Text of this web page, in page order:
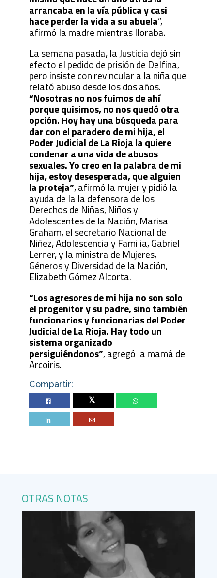
arrancaba en la vía pública y casi
hace perder la vida a su abuela”,
afirmó la madre mientras lloraba.
La semana pasada, la Justicia dejó sin
efecto el pedido de prisión de Delfina,
pero insiste con revincular a la niña que
relató abuso desde los dos años.
“Nosotras no nos fuimos de ahí
porque quisimos, no nos quedó otra
opción. Hoy hay una búsqueda para
dar con el paradero de mi hija, el
Poder Judicial de La Rioja la quiere
condenar a una vida de abusos
sexuales. Yo creo en la palabra de mi
hija, estoy desesperada, que alguien
la proteja”, afirmó la mujer y pidió la
ayuda de la la defensora de los
Derechos de Niñas, Niños y
Adolescentes de la Nación, Marisa
Graham, el secretario Nacional de
Niñez, Adolescencia y Familia, Gabriel
Lerner, y la ministra de Mujeres,
Géneros y Diversidad de la Nación,
Elizabeth Gómez Alcorta.
“Los agresores de mi hija no son solo
el progenitor y su padre, sino también
funcionarios y funcionarias del Poder
Judicial de La Rioja. Hay todo un
sistema organizado
persiguiéndonos”, agregó la mamá de
Arcoiris.
Compartir:
Twitter
OTRAS NOTAS